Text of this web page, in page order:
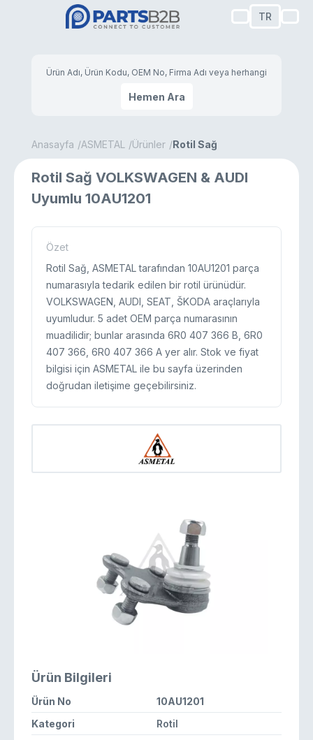
TR
Hemen Ara
Anasayfa ASMETAL Ürünler Rotil Sağ
Rotil Sağ VOLKSWAGEN & AUDI
Uyumlu 10AU1201
Özet
Rotil Sağ, ASMETAL tarafından 10AU1201 parça
numarasıyla tedarik edilen bir rotil ürünüdür.
VOLKSWAGEN, AUDI, SEAT, ŠKODA araçlarıyla
uyumludur. 5 adet OEM parça numarasının
muadilidir; bunlar arasında 6R0 407 366 B, 6R0
407 366, 6R0 407 366 A yer alır. Stok ve fiyat
bilgisi için ASMETAL ile bu sayfa üzerinden
doğrudan iletişime geçebilirsiniz.
Ürün Bilgileri
Ürün No
10AU1201
Kategori
Rotil